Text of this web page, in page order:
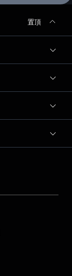
置頂